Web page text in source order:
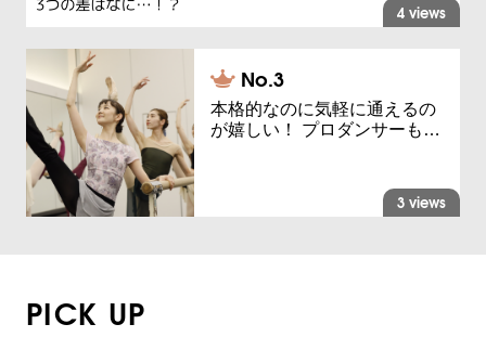
4 views
本格的なのに気軽に通えるの
が嬉しい！ プロダンサーも…
3 views
PICK UP